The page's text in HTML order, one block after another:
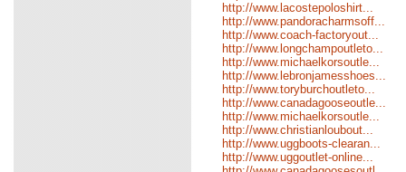
http://www.lacostepoloshirt...
http://www.pandoracharmsoff...
http://www.coach-factoryout...
http://www.longchampoutleto...
http://www.michaelkorsoutle...
http://www.lebronjamesshoes...
http://www.toryburchoutleto...
http://www.canadagooseoutle...
http://www.michaelkorsoutle...
http://www.christianloubout...
http://www.uggboots-clearan...
http://www.uggoutlet-online...